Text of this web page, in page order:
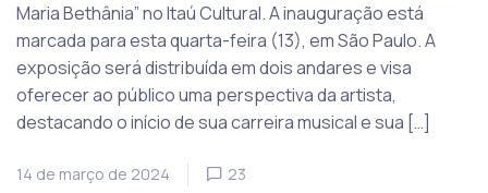
Maria Bethânia” no Itaú Cultural. A inauguração está
marcada para esta quarta-feira (13), em São Paulo. A
exposição será distribuída em dois andares e visa
oferecer ao público uma perspectiva da artista,
destacando o início de sua carreira musical e sua […]
14 de março de 2024 23